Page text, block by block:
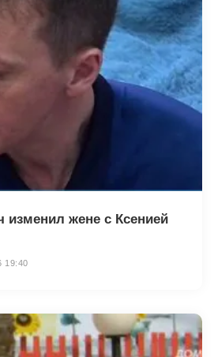
изменил жене с Ксенией
19:40